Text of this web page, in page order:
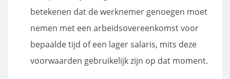
betekenen dat de werknemer genoegen moet
nemen met een arbeidsovereenkomst voor
bepaalde tijd of een lager salaris, mits deze
voorwaarden gebruikelijk zijn op dat moment.